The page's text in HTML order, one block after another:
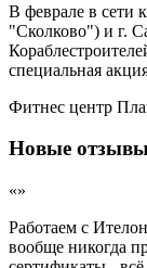
В феврале в сети
"Сколково") и г.
специальная
Фитнес центр
Новые
«»
Работаем с
вообще никогда